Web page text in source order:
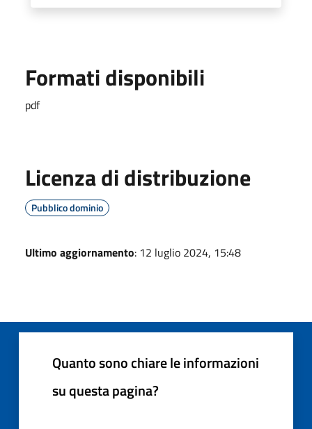
Formati disponibili
pdf
Licenza di distribuzione
Pubblico dominio
Ultimo aggiornamento: 12 luglio 2024, 15:48
Quanto sono chiare le informazioni
su questa pagina?